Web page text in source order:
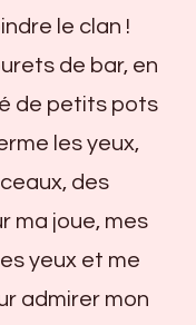
le clan !
de bar, en
de petits pots
les yeux,
des
ma joue, mes
yeux et me
admirer mon